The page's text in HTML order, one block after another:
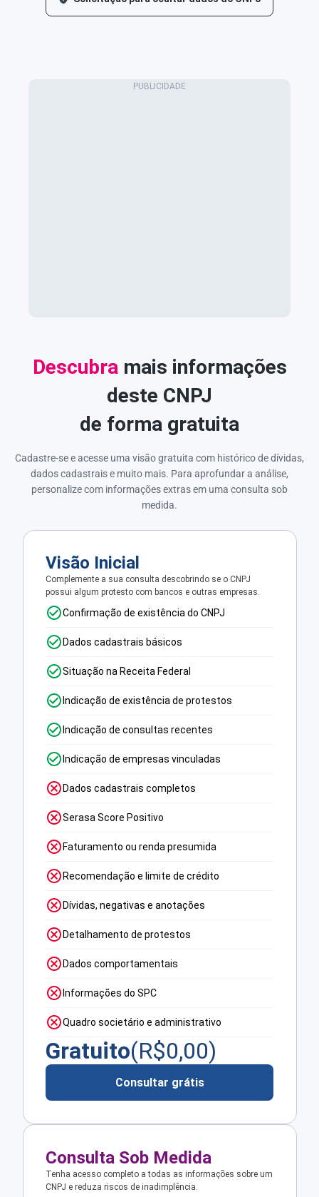
Descubra mais informações
deste CNPJ
de forma gratuita
Cadastre-se e acesse uma visão gratuita com histórico de dívidas,
dados cadastrais e muito mais. Para aprofundar a análise,
personalize com informações extras em uma consulta sob
medida.
Visão Inicial
Complemente a sua consulta descobrindo se o CNPJ
possui algum protesto com bancos e outras empresas.
Confirmação de existência do CNPJ
Dados cadastrais básicos
Situação na Receita Federal
Indicação de existência de protestos
Indicação de consultas recentes
Indicação de empresas vinculadas
Dados cadastrais completos
Serasa Score Positivo
Faturamento ou renda presumida
Recomendação e limite de crédito
Dívidas, negativas e anotações
Detalhamento de protestos
Dados comportamentais
Informações do SPC
Quadro societário e administrativo
Gratuito(R$0,00)
Consultar grátis
Consulta Sob Medida
Tenha acesso completo a todas as informações sobre um
CNPJ e reduza riscos de inadimplência.